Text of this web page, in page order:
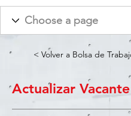
< Volver a Bolsa de
Actualizar Vacante